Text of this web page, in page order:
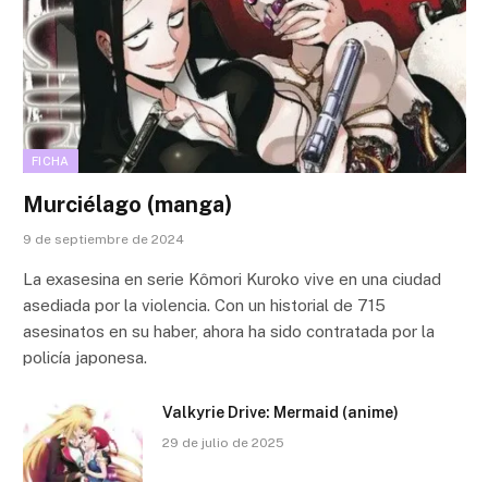
FICHA
Murciélago (manga)
9 de septiembre de 2024
La exasesina en serie Kômori Kuroko vive en una ciudad
asediada por la violencia. Con un historial de 715
asesinatos en su haber, ahora ha sido contratada por la
policía japonesa.
Valkyrie Drive: Mermaid (anime)
29 de julio de 2025